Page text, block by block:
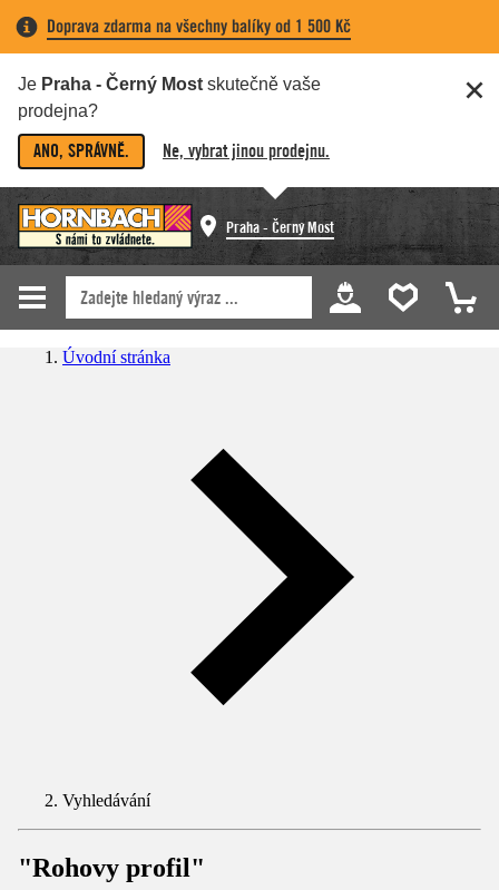
Doprava zdarma na všechny balíky od 1 500 Kč
Je Praha - Černý Most skutečně vaše
prodejna?
ANO, SPRÁVNĚ. Ne, vybrat jinou prodejnu.
Praha - Černý Most
Úvodní stránka
Vyhledávání
"Rohovy profil"